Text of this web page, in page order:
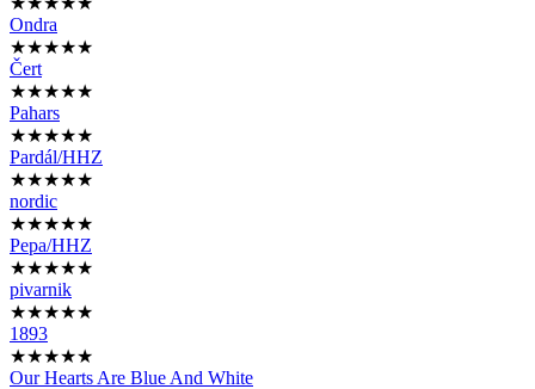
Ondra
★★★★★
Čert
★★★★★
Pahars
★★★★★
Pardál/HHZ
★★★★★
nordic
★★★★★
Pepa/HHZ
★★★★★
pivarnik
★★★★★
1893
★★★★★
Our Hearts Are Blue And White